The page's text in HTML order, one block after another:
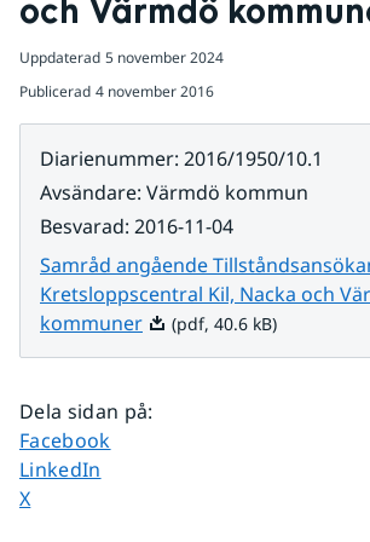
och Värmdö
Uppdaterad 5 november 2024
Publicerad 4 november 2016
Diarienummer: 2016/1950/10.1
Avsändare: Värmdö kommun
Besvarad: 2016-11-04
Samråd angående
Kretsloppscentral Kil, Nacka och
kommunerPdf, 40.6 kB.
(pdf, 40.6 kB)
Dela sidan på:
Dela sidan på
Facebook
Dela sidan på
LinkedIn
Dela sidan på
X